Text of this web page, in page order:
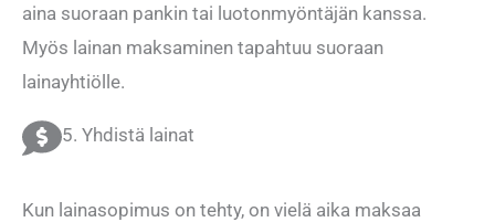
aina suoraan pankin tai luotonmyöntäjän kanssa.
Myös lainan maksaminen tapahtuu suoraan
lainayhtiölle.
5. Yhdistä lainat
Kun lainasopimus on tehty, on vielä aika maksaa